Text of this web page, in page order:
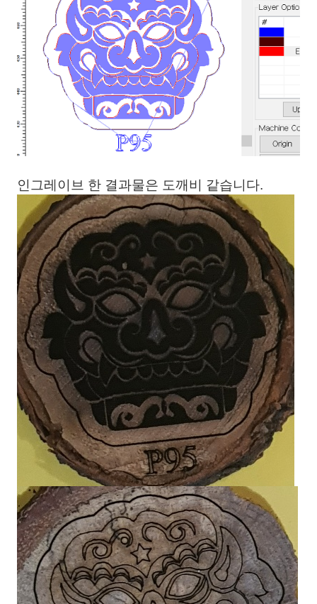
인그레이브 한 결과물은 도깨비 같습니다.